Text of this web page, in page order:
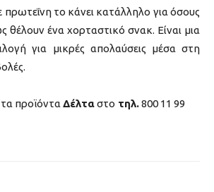
πρωτεΐνη το κάνει κατάλληλο για όσους
θέλουν ένα χορταστικό σνακ. Είναι μια
για μικρές απολαύσεις μέσα στη
προϊόντα Δέλταστο τηλ.800 11 99